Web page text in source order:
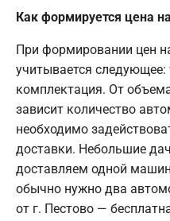
Как формируется цена
При формировании цен
учитывается следующее:
комплектация. От
зависит количество
необходимо
доставки. Небольшие
доставляем одной
обычно нужно два
от г. Пестово —